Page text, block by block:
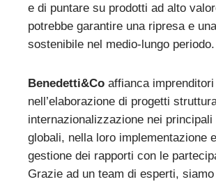
e di puntare su prodotti ad alto
potrebbe garantire una ripresa e
sostenibile nel medio-lungo periodo.
Benedetti&Coaffianca imprenditori
nell’elaborazione di progetti
internazionalizzazione nei principali
globali, nella loro implementazione
gestione dei rapporti con le
Grazie ad un team di esperti,